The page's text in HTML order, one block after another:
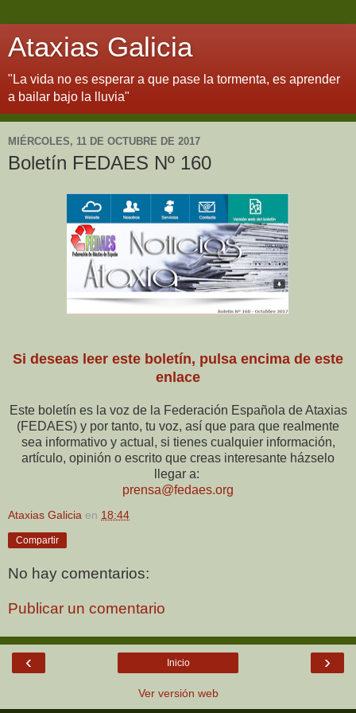
Ataxias Galicia
"La vida no es esperar a que pase la tormenta, es aprender
a bailar bajo la lluvia"
MIÉRCOLES, 11 DE OCTUBRE DE 2017
Boletín FEDAES Nº 160
Si deseas leer este boletín, pulsa encima de este
enlace
Este boletín es la voz de la Federación Española de Ataxias
(FEDAES) y por tanto, tu voz, así que para que realmente
sea informativo y actual, si tienes cualquier información,
artículo, opinión o escrito que creas interesante házselo
llegar a:
prensa@fedaes.org
Ataxias Galicia en 18:44
Compartir
No hay comentarios:
Publicar un comentario
‹ ›
Inicio
Ver versión web